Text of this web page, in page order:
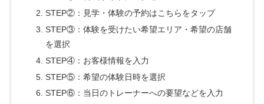
STEP②：見学・体験の予約はこちらをタップ
STEP③：体験を受けたい希望エリア・希望の店舗
を選択
STEP④：お客様情報を入力
STEP⑤：希望の体験日時を選択
STEP⑥：当日のトレーナーへの要望などを入力